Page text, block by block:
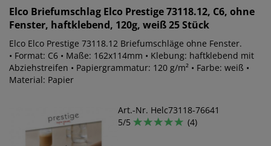
Elco Briefumschlag Elco Prestige 73118.12, C6, ohne
Fenster, haftklebend, 120g, weiß 25 Stück
Elco Elco Prestige 73118.12 Briefumschläge ohne Fenster.
• Format: C6 • Maße: 162x114mm • Klebung: haftklebend mit
Abziehstreifen • Papiergrammatur: 120 g/m² • Farbe: weiß •
Material: Papier
Art.-Nr. Helc73118-76641
5/5
(4)